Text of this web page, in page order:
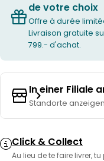
de votre choix
Offre à durée
Livraison gratuite
799.- d'achat.
In einer Filiale
Standorte anzeigen
Click & Collect
Au lieu de te faire livrer,